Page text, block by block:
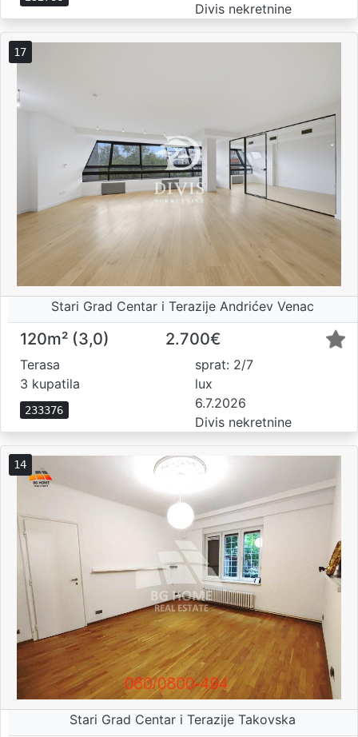
Divis nekretnine
17
Stari Grad Centar i Terazije Andrićev Venac
120m² (3,0) 2.700€
Terasa
3 kupatila
233376
sprat: 2/7
lux
6.7.2026
Divis nekretnine
14
Stari Grad Centar i Terazije Takovska